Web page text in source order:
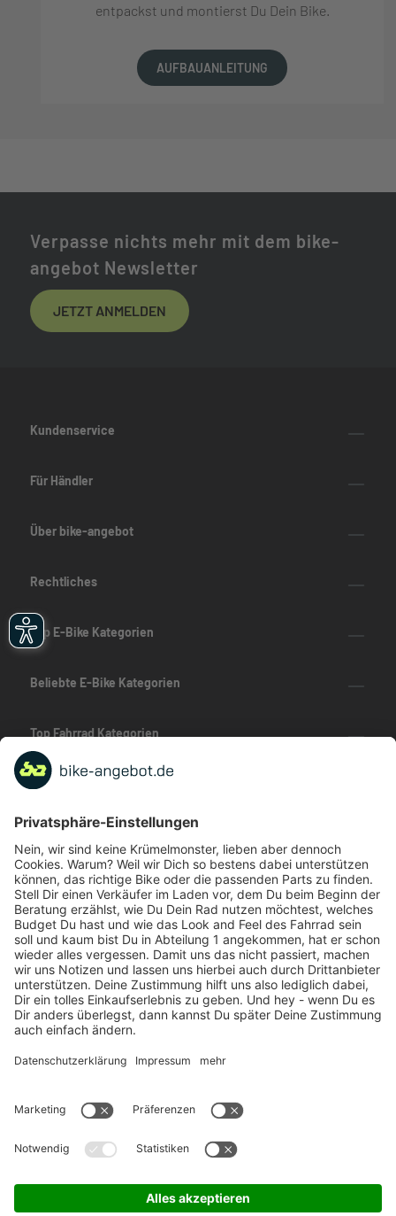
entpackst und montierst Du Dein Bike.
AUFBAUANLEITUNG
Verpasse nichts mehr mit dem bike-
angebot Newsletter
JETZT ANMELDEN
Kundenservice
Für Händler
Über bike-angebot
Rechtliches
Top E-Bike Kategorien
Beliebte E-Bike Kategorien
Top Fahrrad Kategorien
Beliebte Fahrrad-Kategorien
Marken-Highlights
TOP-Marken
ZAHLUNGSARTEN / RATENKAUF
FÜR ARBEITGEBER & ARBEITNEHMER